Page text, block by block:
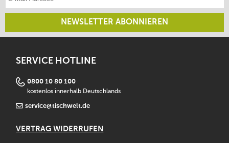
3 Jahre Herstellergarantieauf die Versiegelung
gefertigt in Deutschland
NEWSLETTER ABONNIEREN
SERVICE HOTLINE
0800 10 80 100
kostenlos innerhalb Deutschlands
service@tischwelt.de
VERTRAG WIDERRUFEN